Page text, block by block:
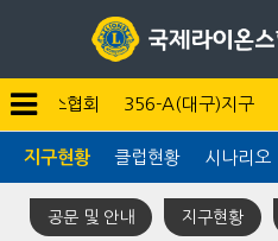
이온스협회 356-A(대구)지구
지구현황 클럽현황 시나리오
공문 및 안내 지구현황